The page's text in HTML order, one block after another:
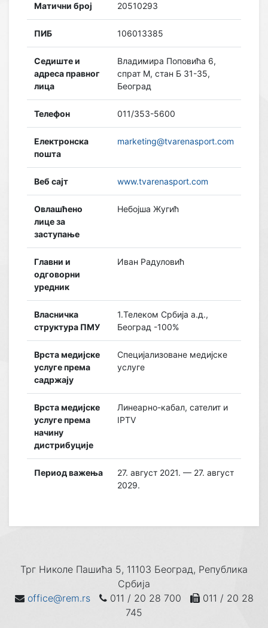
Матични број 20510293
ПИБ 106013385
Седиште и
адреса правног
лица
Владимира Поповића 6,
спрат М, стан Б 31-35,
Београд
Телефон 011/353-5600
Електронска
пошта
marketing@tvarenasport.com
Веб сајт www.tvarenasport.com
Овлашћено
лице за
заступање
Небојша Жугић
Главни и
одговорни
уредник
Иван Радуловић
Власничка
структура ПМУ
1.Телеком Србија а.д.,
Београд -100%
Врста медијске
услуге према
садржају
Специјализоване медијске
услуге
Врста медијске
услуге према
начину
дистрибуције
Линеарно-кабал, сателит и
IPTV
Период важења
27. август 2021. — 27. август
2029.
Трг Николе Пашића 5, 11103 Београд, Република
Србија
office@rem.rs
011 / 20 28 700
011 / 20 28
745